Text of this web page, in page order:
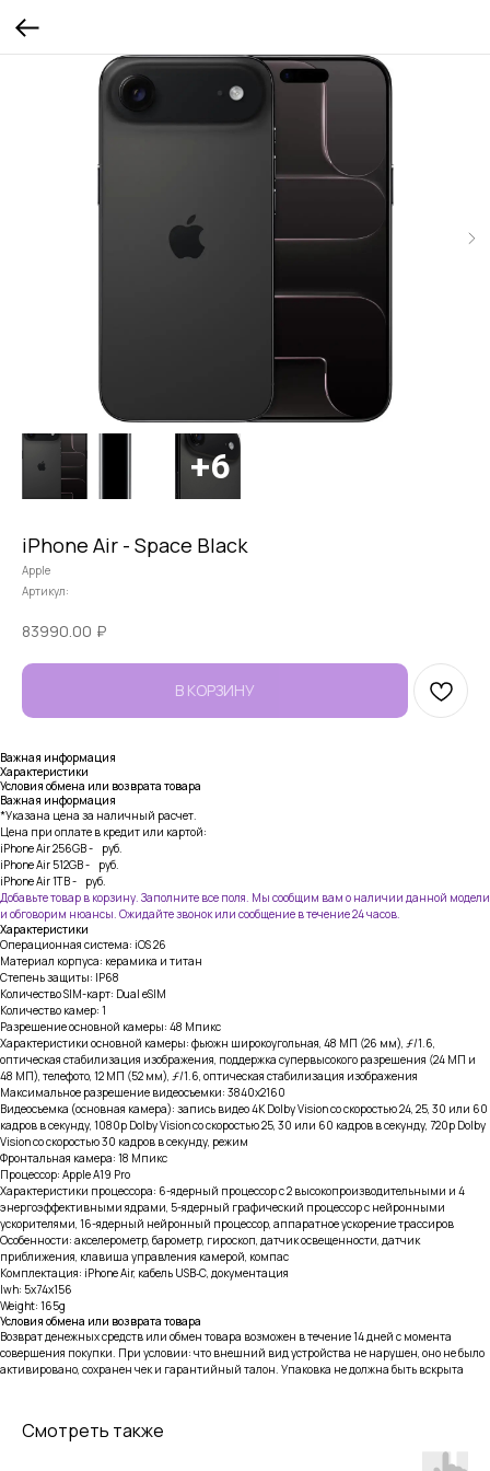
iPhone Air - Space Black
Apple
Артикул:
83990.00 ₽
В КОРЗИНУ
Важная информация
Характеристики
Условия обмена или возврата товара
Важная информация
*Указана цена за наличный расчет.
Цена при оплате в кредит или картой:
iPhone Air 256GB - руб.
iPhone Air 512GB - руб.
iPhone Air 1TB - руб.
Добавьте товар в корзину. Заполните все поля. Мы сообщим вам о наличии данной модели
и обговорим нюансы. Ожидайте звонок или сообщение в течение 24 часов.
Характеристики
Операционная система: iOS 26
Материал корпуса: керамика и титан
Степень защиты: IP68
Количество SIM-карт: Dual eSIM
Количество камер: 1
Разрешение основной камеры: 48 Мпикс
Характеристики основной камеры: фьюжн широкоугольная, 48 МП (26 мм), ƒ/1.6,
оптическая стабилизация изображения, поддержка супервысокого разрешения (24 МП и
48 МП), телефото, 12 МП (52 мм), ƒ/1.6, оптическая стабилизация изображения
Максимальное разрешение видеосъемки: 3840x2160
Видеосъемка (основная камера): запись видео 4K Dolby Vision со скоростью 24, 25, 30 или 60
кадров в секунду, 1080p Dolby Vision со скоростью 25, 30 или 60 кадров в секунду, 720p Dolby
Vision со скоростью 30 кадров в секунду, режим
Фронтальная камера: 18 Мпикс
Процессор: Apple A19 Pro
Характеристики процессора: 6-ядерный процессор с 2 высокопроизводительными и 4
энергоэффективными ядрами, 5-ядерный графический процессор с нейронными
ускорителями, 16-ядерный нейронный процессор, аппаратное ускорение трассиров
Особенности: акселерометр, барометр, гироскоп, датчик освещенности, датчик
приближения, клавиша управления камерой, компас
Комплектация: iPhone Air, кабель USB‑C, документация
lwh: 5x74x156
Weight: 165g
Условия обмена или возврата товара
Возврат денежных средств или обмен товара возможен в течение 14 дней с момента
совершения покупки. При условии: что внешний вид устройства не нарушен, оно не было
активировано, сохранен чек и гарантийный талон. Упаковка не должна быть вскрыта
Смотреть также